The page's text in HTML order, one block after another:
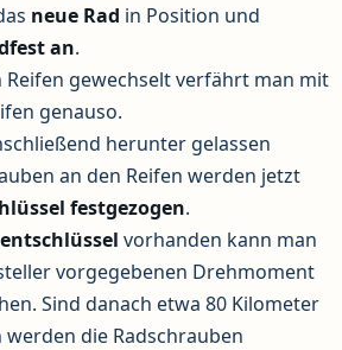
neue Rad in Position und
an.
Reifen gewechselt verfährt man mit
genauso.
herunter gelassen
an den Reifen werden jetzt
festgezogen.
vorhanden kann man
vorgegebenen Drehmoment
Sind danach etwa 80 Kilometer
die Radschrauben